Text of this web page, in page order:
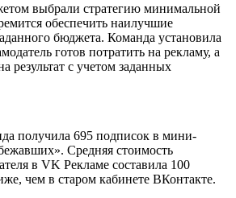
выбрали стратегию минимальной
обеспечить наилучшие
бюджета. Команда установила
готов потратить на рекламу, а
результат с учетом заданных
получила 695 подписок в мини-
Средняя стоимость
в VK Рекламе составила 100
чем в старом кабинете ВКонтакте.